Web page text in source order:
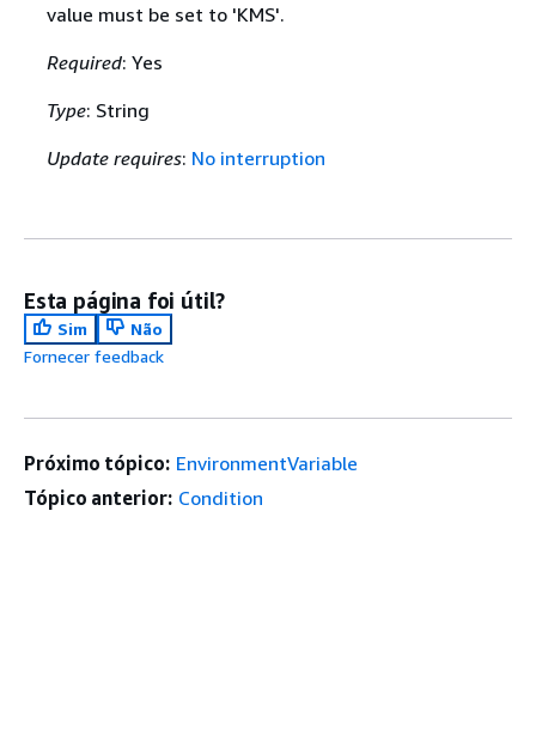
value must be set to 'KMS'.
Required: Yes
Type: String
Update requires: No interruption
Esta página foi útil?
Sim
Não
Fornecer feedback
Próximo tópico: EnvironmentVariable
Tópico anterior: Condition